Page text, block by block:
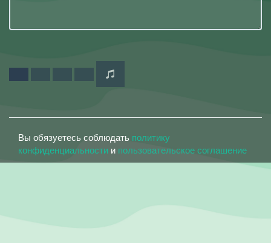
Вы обязуетесь соблюдать политику
конфиденциальности и пользовательское соглашение